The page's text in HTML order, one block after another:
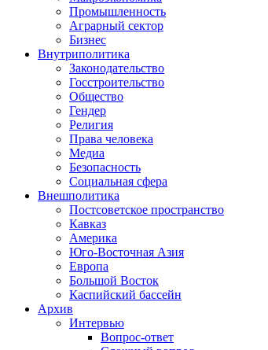
Промышленность
Аграрный сектор
Бизнес
Внутриполитика
Законодательство
Госстроительство
Общество
Гендер
Религия
Права человека
Медиа
Безопасность
Социальная сфера
Внешполитика
Постсоветское пространство
Кавказ
Америка
Юго-Восточная Азия
Европа
Большой Восток
Каспийский бассейн
Архив
Интервью
Вопрос-ответ